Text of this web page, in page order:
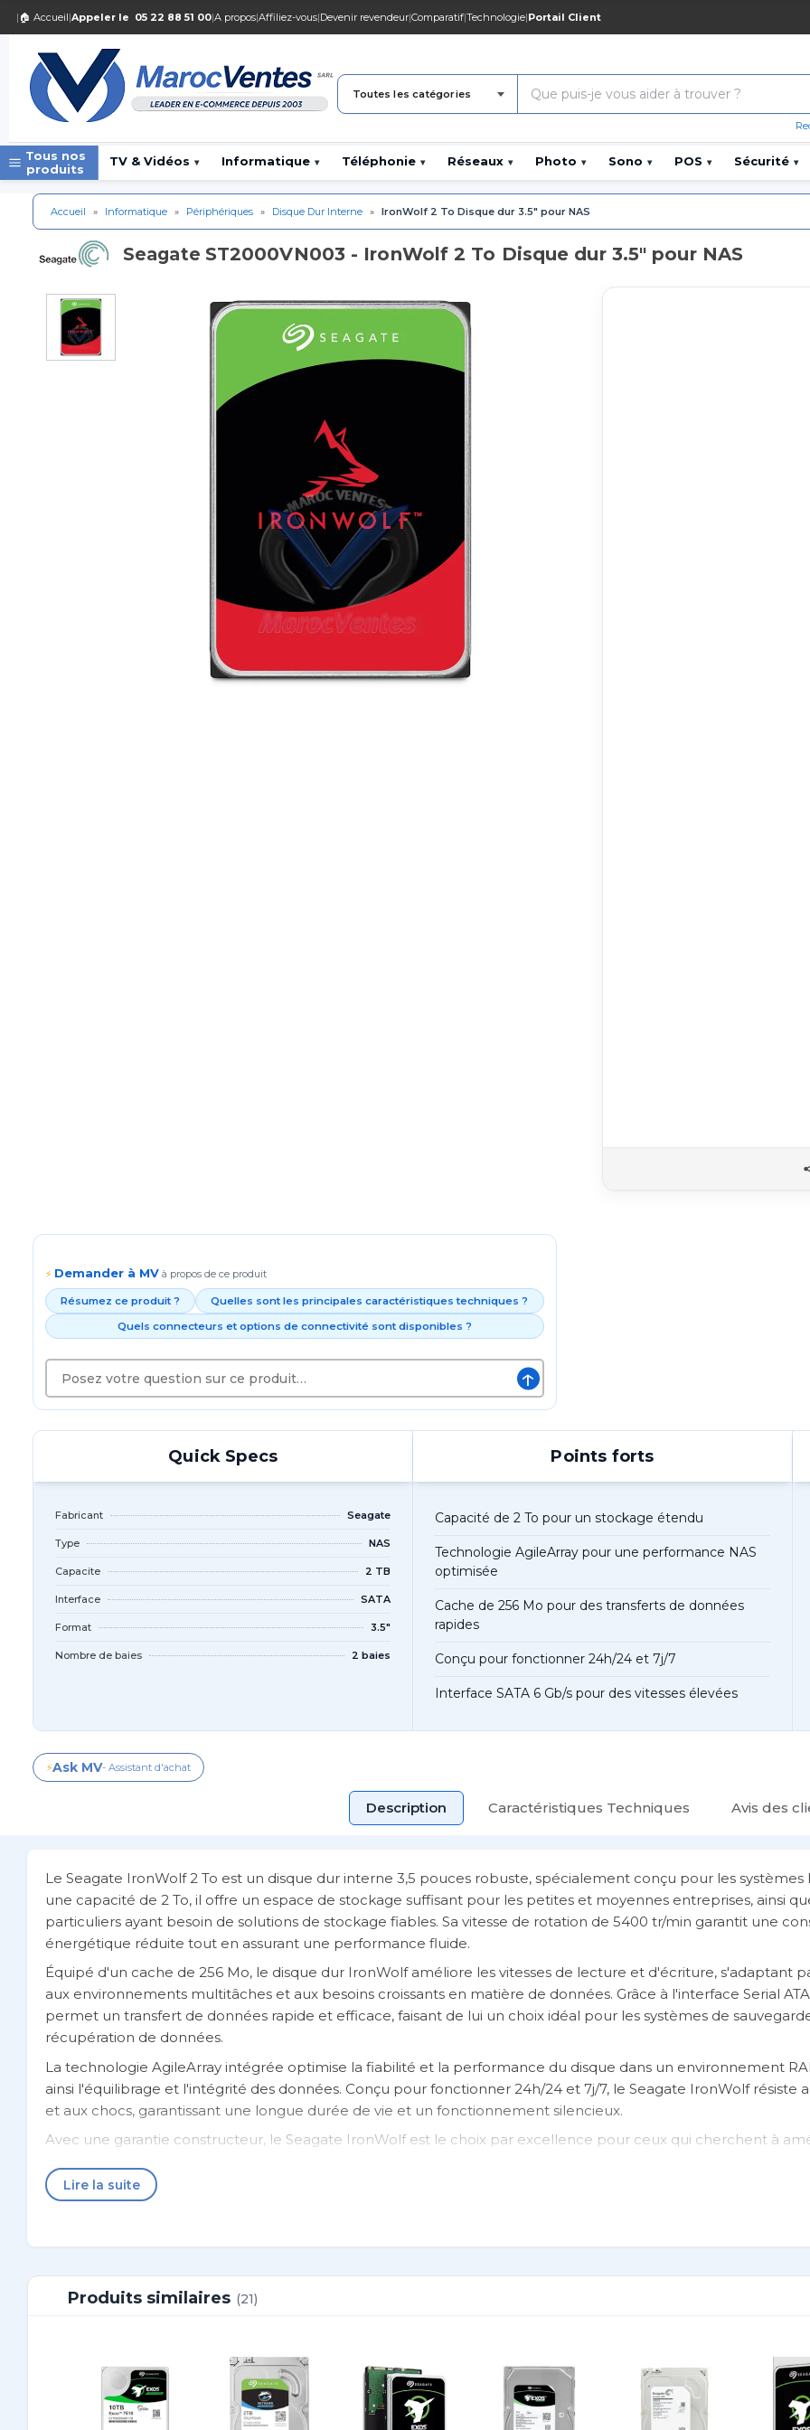
| 🏠 Accueil|Appeler le 05 22 88 51 00|A propos|Affiliez-vous|Devenir revendeur|Comparatif|Technologie|Portail Client
Toutes les catégories
Tous nos
produits
TV & Vidéos ▾ Informatique ▾ Téléphonie ▾ Réseaux ▾ Photo ▾ Sono ▾ POS ▾ Sécurité ▾
Accueil » Informatique » Périphériques » Disque Dur Interne » IronWolf 2 To Disque dur 3.5" pour NAS
Seagate ST2000VN003 - IronWolf 2 To Disque dur 3.5" pour NAS
⚡ Demander à MV à propos de ce produit
Résumez ce produit ?
Quelles sont les principales caractéristiques techniques ?
Quels connecteurs et options de connectivité sont disponibles ?
↑
Quick Specs
Fabricant Seagate
Type NAS
Capacite 2 TB
Interface SATA
Format 3.5"
Nombre de baies 2 baies
Points forts
Capacité de 2 To pour un stockage étendu
Technologie AgileArray pour une performance NAS
optimisée
Cache de 256 Mo pour des transferts de données
rapides
Conçu pour fonctionner 24h/24 et 7j/7
Interface SATA 6 Gb/s pour des vitesses élevées
⚡Ask MV- Assistant d'achat
Description Caractéristiques Techniques Avis des
Le Seagate IronWolf 2 To est un disque dur interne 3,5 pouces robuste, spécialement conçu pour les systèmes
une capacité de 2 To, il offre un espace de stockage suffisant pour les petites et moyennes entreprises, ainsi
particuliers ayant besoin de solutions de stockage fiables. Sa vitesse de rotation de 5400 tr/min garantit une
énergétique réduite tout en assurant une performance fluide.
Équipé d'un cache de 256 Mo, le disque dur IronWolf améliore les vitesses de lecture et d'écriture, s'adaptant
aux environnements multitâches et aux besoins croissants en matière de données. Grâce à l'interface Serial ATA
permet un transfert de données rapide et efficace, faisant de lui un choix idéal pour les systèmes de
récupération de données.
La technologie AgileArray intégrée optimise la fiabilité et la performance du disque dans un environnement
ainsi l'équilibrage et l'intégrité des données. Conçu pour fonctionner 24h/24 et 7j/7, le Seagate IronWolf résiste
et aux chocs, garantissant une longue durée de vie et un fonctionnement silencieux.
Avec une garantie constructeur, le Seagate IronWolf est le choix par excellence pour ceux qui cherchent à
Caractéristiques générales
Capacité
Taille de cache 256 Mo
Interface Serial ATA 6 Gb/s
Lire la suite
Produits similaires (21)